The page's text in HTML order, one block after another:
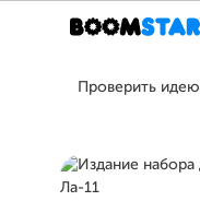
Проверить идею